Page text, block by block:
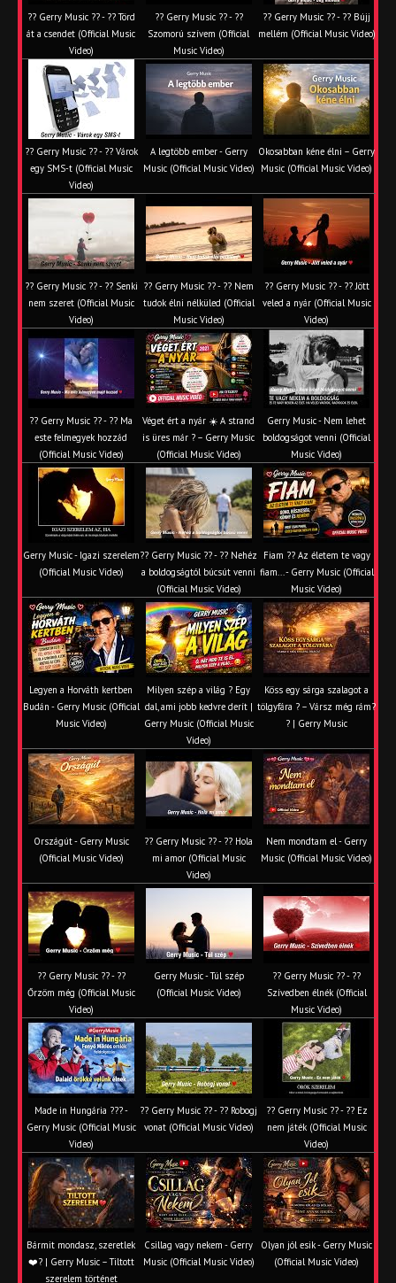
?? Gerry Music ?? - ?? Törd
át a csendet (Official Music
Video)
?? Gerry Music ?? - ??
Szomorú szívem (Official
Music Video)
?? Gerry Music ?? - ?? Bújj
mellém (Official Music Video)
?? Gerry Music ?? - ?? Várok
egy SMS-t (Official Music
Video)
A legtöbb ember - Gerry
Music (Official Music Video)
Okosabban kéne élni – Gerry
Music (Official Music Video)
?? Gerry Music ?? - ?? Senki
nem szeret (Official Music
Video)
?? Gerry Music ?? - ?? Nem
tudok élni nélküled (Official
Music Video)
?? Gerry Music ?? - ?? Jött
veled a nyár (Official Music
Video)
?? Gerry Music ?? - ?? Ma
este felmegyek hozzád
(Official Music Video)
Véget ért a nyár ☀️ A strand
is üres már ? – Gerry Music
(Official Music Video)
Gerry Music - Nem lehet
boldogságot venni (Official
Music Video)
Gerry Music - Igazi szerelem
(Official Music Video)
?? Gerry Music ?? - ?? Nehéz
a boldogságtól búcsút venni
(Official Music Video)
Fiam ?‍? Az életem te vagy
fiam... - Gerry Music (Official
Music Video)
Legyen a Horváth kertben
Budán - Gerry Music (Official
Music Video)
Milyen szép a világ ? Egy
dal, ami jobb kedvre derít |
Gerry Music (Official Music
Video)
Köss egy sárga szalagot a
tölgyfára ?️ – Vársz még rám?
? | Gerry Music
Országút - Gerry Music
(Official Music Video)
?? Gerry Music ?? - ?? Hola
mi amor (Official Music
Video)
Nem mondtam el - Gerry
Music (Official Music Video)
?? Gerry Music ?? - ??
Őrzöm még (Official Music
Video)
Gerry Music - Túl szép
(Official Music Video)
?? Gerry Music ?? - ??
Szívedben élnék (Official
Music Video)
Made in Hungária ??? -
Gerry Music (Official Music
Video)
?? Gerry Music ?? - ?? Robogj
vonat (Official Music Video)
?? Gerry Music ?? - ?? Ez
nem játék (Official Music
Video)
Bármit mondasz, szeretlek
❤️‍? | Gerry Music – Tiltott
szerelem történet
Csillag vagy nekem - Gerry
Music (Official Music Video)
Olyan jól esik - Gerry Music
(Official Music Video)